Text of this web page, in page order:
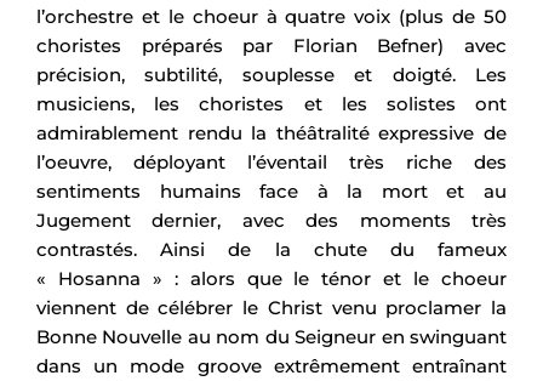
l’orchestre et le choeur à quatre voix (plus de 50
choristes préparés par Florian Befner) avec
précision, subtilité, souplesse et doigté. Les
musiciens, les choristes et les solistes ont
admirablement rendu la théâtralité expressive de
l’oeuvre, déployant l’éventail très riche des
sentiments humains face à la mort et au
Jugement dernier, avec des moments très
contrastés. Ainsi de la chute du fameux
« Hosanna » : alors que le ténor et le choeur
viennent de célébrer le Christ venu proclamer la
Bonne Nouvelle au nom du Seigneur en swinguant
dans un mode groove extrêmement entraînant